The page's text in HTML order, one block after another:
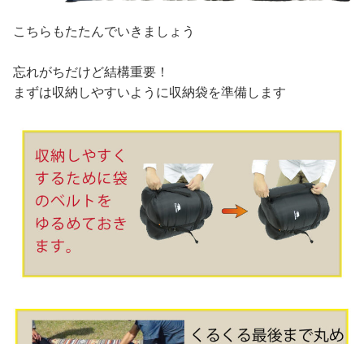
こちらもたたんでいきましょう
忘れがちだけど結構重要！
まずは収納しやすいように収納袋を準備します